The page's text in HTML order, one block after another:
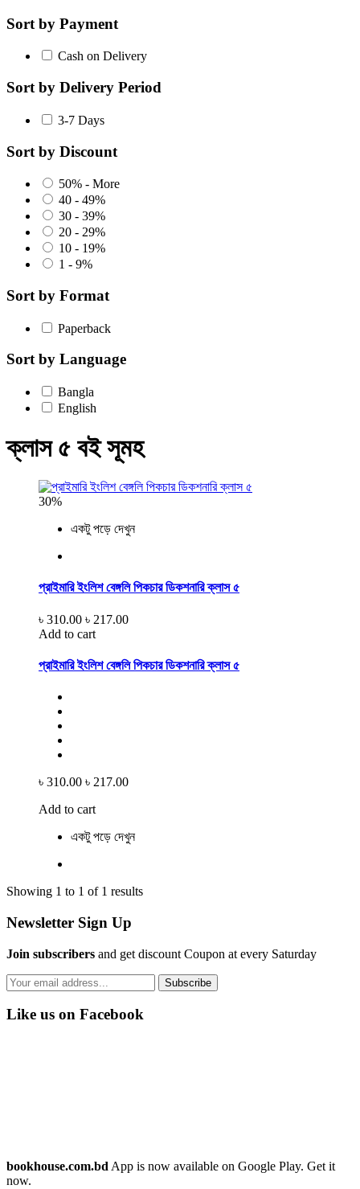
Sort by Payment
Cash on Delivery
Sort by Delivery Period
3-7 Days
Sort by Discount
50% - More
40 - 49%
30 - 39%
20 - 29%
10 - 19%
1 - 9%
Sort by Format
Paperback
Sort by Language
Bangla
English
ক্লাস ৫ বই সূমহ
30%
একটু পড়ে দেখুন
প্রাইমারি ইংলিশ বেঙ্গলি পিকচার ডিকশনারি ক্লাস ৫
৳ 310.00 ৳ 217.00
Add to cart
প্রাইমারি ইংলিশ বেঙ্গলি পিকচার ডিকশনারি ক্লাস ৫
৳ 310.00 ৳ 217.00
Add to cart
একটু পড়ে দেখুন
Showing 1 to 1 of 1 results
Newsletter Sign Up
Join subscribers and get discount Coupon at every Saturday
Subscribe
Like us on Facebook
bookhouse.com.bd App is now available on Google Play. Get it
now.